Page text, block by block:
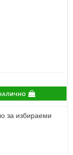
за избираеми